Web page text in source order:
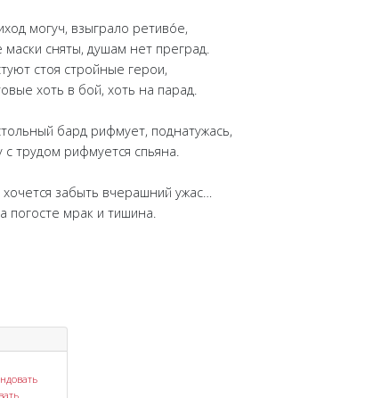
могуч, взыграло ретиво́е,
маски сняты, душам нет преград.
стоя стройные герои,
хоть в бой, хоть на парад.
бард рифмует, поднатужась,
с трудом рифмуется спьяна.
хочется забыть вчерашний ужас…
погосте мрак и тишина.